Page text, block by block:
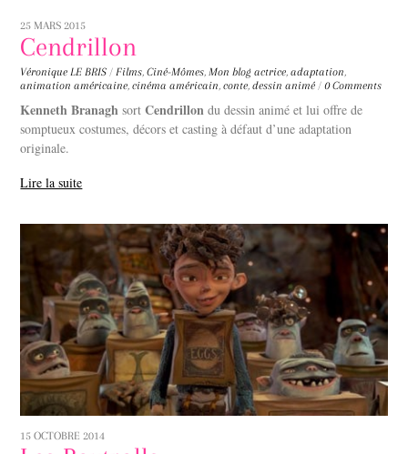
25 MARS 2015
Cendrillon
Véronique LE BRIS / Films,Ciné-Mômes,Mon blog actrice,adaptation,
animation américaine,cinéma américain,conte,dessin animé / 0 Comments
Kenneth Branagh sortCendrillon du dessin animé et lui offre de
somptueux costumes, décors et casting à défaut d’une adaptation
originale.
Lire la suite
15 OCTOBRE 2014